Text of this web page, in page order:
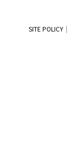
SITE POLICY